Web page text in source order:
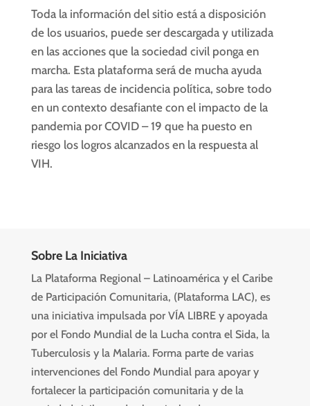
Toda la información del sitio está a disposición
de los usuarios, puede ser descargada y utilizada
en las acciones que la sociedad civil ponga en
marcha. Esta plataforma será de mucha ayuda
para las tareas de incidencia política, sobre todo
en un contexto desafiante con el impacto de la
pandemia por COVID – 19 que ha puesto en
riesgo los logros alcanzados en la respuesta al
VIH.
Sobre La Iniciativa
La Plataforma Regional – Latinoamérica y el Caribe
de Participación Comunitaria, (Plataforma LAC), es
una iniciativa impulsada por VÍA LIBRE y apoyada
por el Fondo Mundial de la Lucha contra el Sida, la
Tuberculosis y la Malaria. Forma parte de varias
intervenciones del Fondo Mundial para apoyar y
fortalecer la participación comunitaria y de la